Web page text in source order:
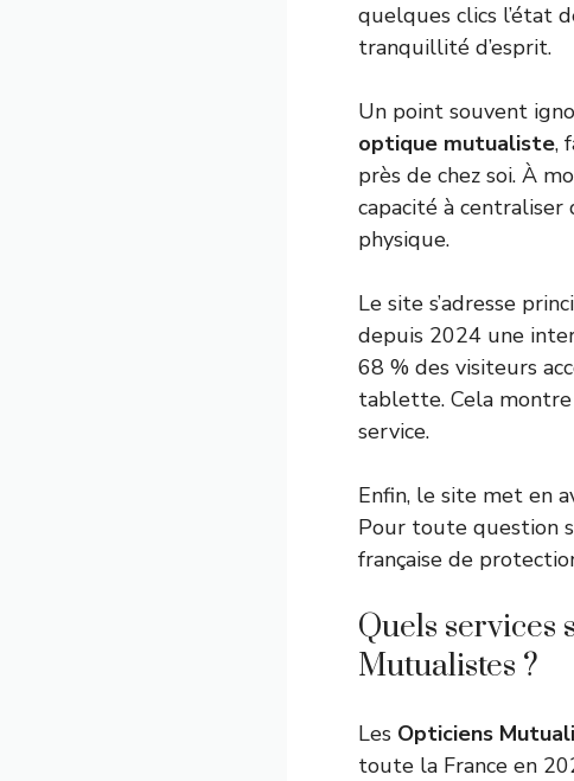
quelques clics l’état
tranquillité d’esprit.
Un point souvent
optique mutualiste,
près de chez soi. À
capacité à centraliser
physique.
Le site s’adresse
depuis 2024 une
68 % des visiteurs
tablette. Cela
service.
Enfin, le site met en
Pour toute question
française de
Quels services
Mutualistes ?
Les Opticiens
toute la France en